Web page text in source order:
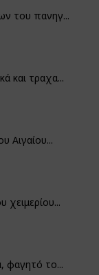
του πανηγ...
και τραχα...
Αιγαίου...
χειμερίου...
φαγητό το...